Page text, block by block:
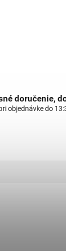
doručenie,
objednávke do